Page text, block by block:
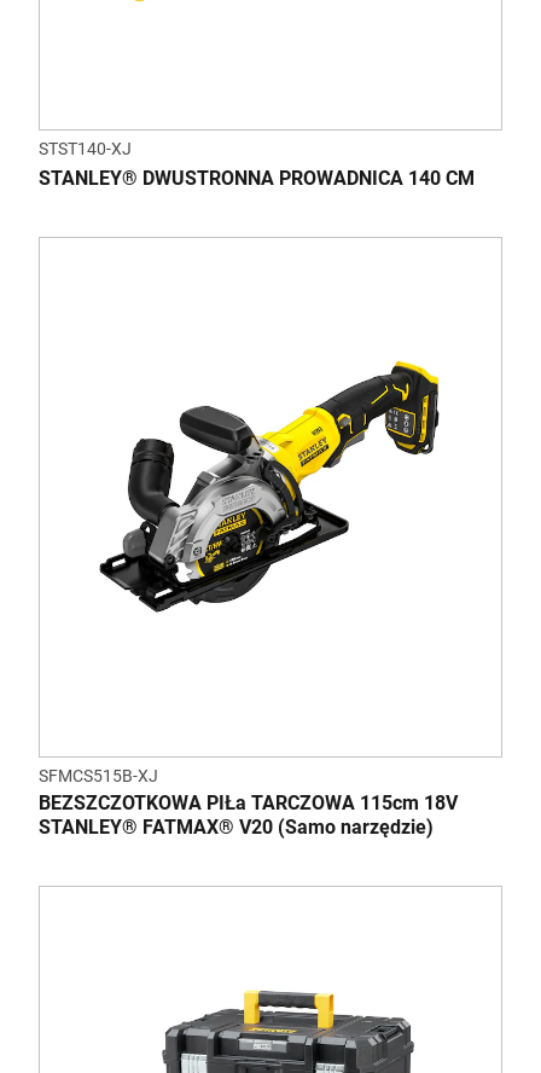
STST140-XJ
STANLEY® DWUSTRONNA PROWADNICA 140 CM
SFMCS515B-XJ
BEZSZCZOTKOWA PIŁa TARCZOWA 115cm 18V
STANLEY® FATMAX® V20 (Samo narzędzie)